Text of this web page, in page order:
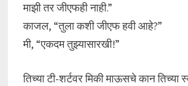
माझी तर जीएफही नाही.”
काजल, “तुला कशी जीएफ हवी आहे?”
मी, “एकदम तुझ्यासारखी!”
तिच्या टी-शर्टवर मिकी माऊसचे कान तिच्या